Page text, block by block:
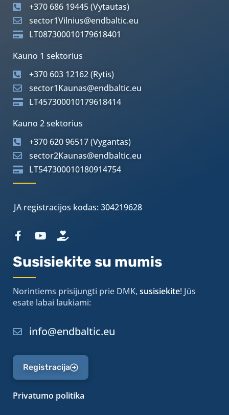
+370 686 19445 (Vytautas)
sector1Vilnius@endbaltic.eu
LT087300010179618401
Kauno 1 sektorius
+370 603 12162 (Rytis)
sector1Kaunas@endbaltic.eu
LT457300010179618414
Kauno 2 sektorius
+370 620 96517 (Vygantas)
sector2Kaunas@endbaltic.eu
LT547300010180914754
JA registracijos kodas: 304219628
Susisiekite su mumis
Norintiems prisijungti prie DMK, susisiekite! Jūs
esate labai laukiami:
info@endbaltic.eu
Registracija
Privatumo politika